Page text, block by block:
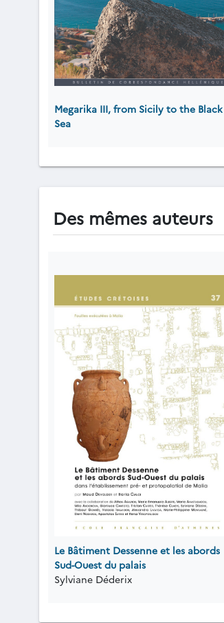
Megarika III, from Sicily to the Black
Sea
Des mêmes auteurs
Le Bâtiment Dessenne et les abords
Sud-Ouest du palais
Sylviane Déderix